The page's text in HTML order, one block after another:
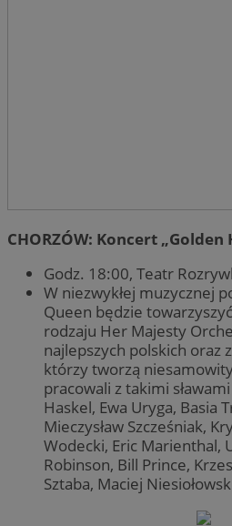
CHORZÓW: Koncert „Golden
Godz. 18:00, Teatr
W niezwykłej muzycznej
Queen będzie
rodzaju Her Majesty
najlepszych polskich oraz
którzy tworzą
pracowali z takimi
Haskel, Ewa Uryga, Basia
Mieczysław Szcześniak,
Wodecki, Eric Marienthal,
Robinson, Bill Prince,
Sztaba, Maciej